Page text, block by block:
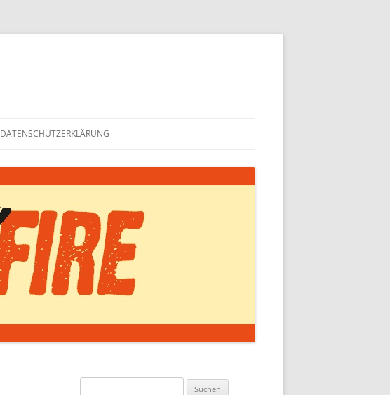
DATENSCHUTZERKLÄRUNG